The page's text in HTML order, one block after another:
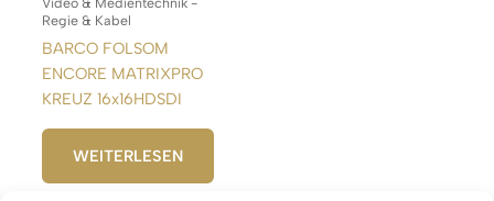
Regie & Kabel
BARCO FOLSOM
ENCORE MATRIXPRO
KREUZ 16x16HDSDI
WEITERLESEN